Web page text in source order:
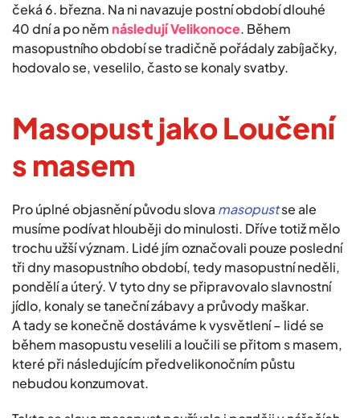
čeká 6. března. Na ni navazuje postní období dlouhé
40 dní a po něm následují Velikonoce. Během
masopustního období se tradičně pořádaly zabíjačky,
hodovalo se, veselilo, často se konaly svatby.
Masopust jako Loučení
s masem
Pro úplné objasnění původu slova masopustse ale
musíme podívat hlouběji do minulosti. Dříve totiž mělo
trochu užší význam. Lidé jím označovali pouze poslední
tři dny masopustního období, tedy masopustní neděli,
pondělí a úterý. V tyto dny se připravovalo slavnostní
jídlo, konaly se taneční zábavy a průvody maškar.
A tady se konečně dostáváme k vysvětlení – lidé se
během masopustu veselili a loučili se přitom s masem,
které při následujícím předvelikonočním půstu
nebudou konzumovat.